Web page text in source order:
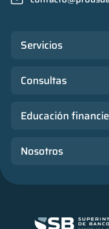
Servicios
Consultas
Educación
Nosotros